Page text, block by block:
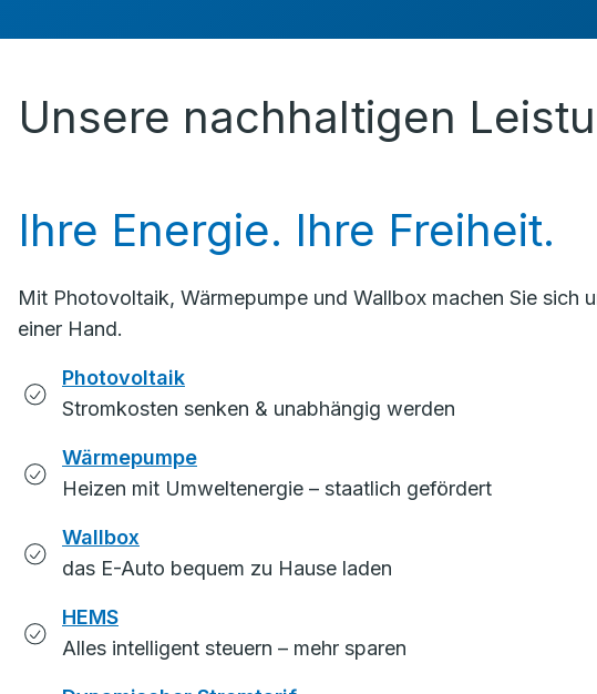
Unsere nachhaltigen
Ihre Energie. Ihre Freiheit.
Mit Photovoltaik, Wärmepumpe und Wallbox machen Sie sich
einer Hand.
Photovoltaik
Stromkosten senken & unabhängig werden
Wärmepumpe
Heizen mit Umweltenergie – staatlich gefördert
Wallbox
das E-Auto bequem zu Hause laden
HEMS
Alles intelligent steuern – mehr sparen